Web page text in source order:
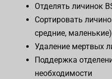
Отделять личинок
Сортировать
средние, маленькие)
Удаление мертвых
Поддержка
необходимости